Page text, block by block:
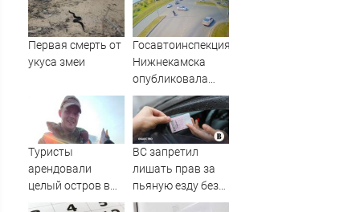
Первая смерть от
укуса змеи
Госавтоинспекция
Нижнекамска
опубликовала
видео жесткого
ДТП с участием
питбайкера
07/08/2026 –
Туристы
арендовали
целый остров в
Карелии (ФОТО)
ВС запретил
лишать прав за
пьяную езду без
документов,